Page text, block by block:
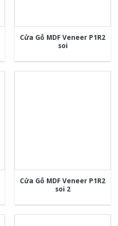
Cửa Gỗ MDF Veneer P1R2
soi
Cửa Gỗ MDF Veneer P1R2
soi 2